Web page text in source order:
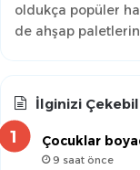
oldukça popüler
de ahşap
İlginizi
Çocuklar
9 saat önce